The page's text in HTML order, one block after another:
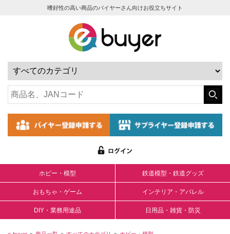
嗜好性の高い商品のバイヤーさん向けお役立ちサイト
ホビー・模型 鉄道模型・鉄道グッズ
おもちゃ・ゲーム インテリア・アパレル
DIY・業務用途品 日用品・雑貨・防災